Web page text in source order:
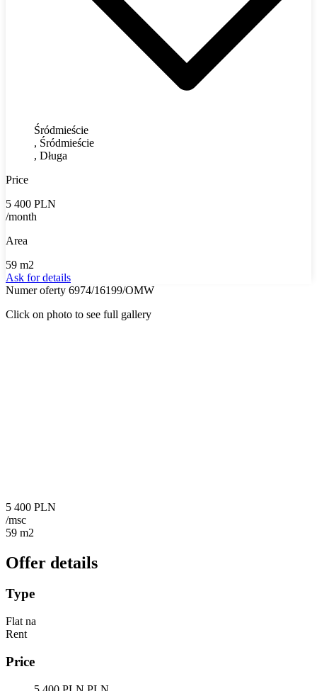
Śródmieście
, Śródmieście
, Długa
Price
5 400 PLN
/month
Area
59 m2
Ask for details
Numer oferty 6974/16199/OMW
Click on photo to see full gallery
5 400 PLN
/msc
59 m2
Offer details
Type
Flat na
Rent
Price